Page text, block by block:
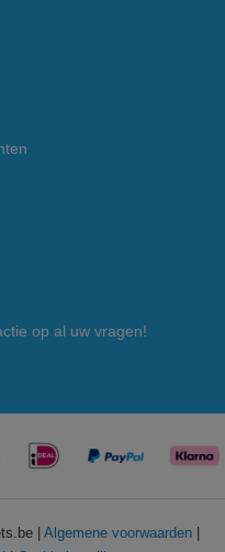
op al uw vragen!
| Algemene voorwaarden